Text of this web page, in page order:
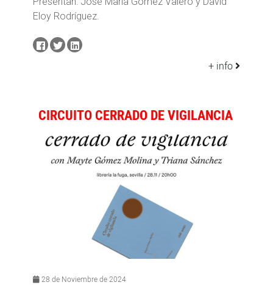
Eloy Rodríguez.
+ info
CIRCUITO CERRADO DE VIGILANCIA
28 de Noviembre de 2024